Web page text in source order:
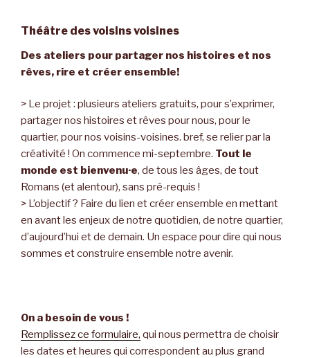
Théâtre des voisins voisines
Des ateliers pour partager nos histoires et nos
rêves, rire et créer ensemble!
> Le projet : plusieurs ateliers gratuits, pour s’exprimer,
partager nos histoires et rêves pour nous, pour le
quartier, pour nos voisins-voisines. bref, se relier par la
créativité ! On commence mi-septembre. Tout le
monde est bienvenu·e, de tous les âges, de tout
Romans (et alentour), sans pré-requis !
> L’objectif ? Faire du lien et créer ensemble en mettant
en avant les enjeux de notre quotidien, de notre quartier,
d’aujourd’hui et de demain. Un espace pour dire qui nous
sommes et construire ensemble notre avenir.
On a besoin de vous !
Remplissez ce formulaire, qui nous permettra de choisir
les dates et heures qui correspondent au plus grand